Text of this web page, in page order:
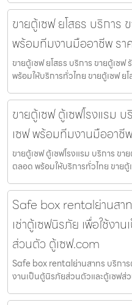
ขายตู้เซฟ ยโสธร บริการ
พร้อมทีมงานมืออาชีพ รา
ขายตู้เซฟ ยโสธร บริการ ขายตู้เ
พร้อมให้บริการทั่วไทย ขายตู้เซฟ ยโ
ขายตู้เซฟ ตู้เซฟโรงแรม
เซฟ พร้อมทีมงานมืออาชี
ขายตู้เซฟ ตู้เซฟโรงแรม บริการ ข
ตลอด พร้อมให้บริการทั่วไทย ขายตู้
Safe box rentalย่านสา
เช่าตู้เซฟนิรภัย เพื่อใช้ง
ส่วนตัว ตู้เซฟ.com
Safe box rentalย่านสาทร บริการ
งานเป็นตู้นิรภัยส่วนตัวและตู้เซฟส่